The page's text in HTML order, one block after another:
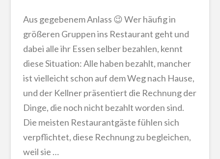
Aus gegebenem Anlass 😉 Wer häufig in
größeren Gruppen ins Restaurant geht und
dabei alle ihr Essen selber bezahlen, kennt
diese Situation: Alle haben bezahlt, mancher
ist vielleicht schon auf dem Weg nach Hause,
und der Kellner präsentiert die Rechnung der
Dinge, die noch nicht bezahlt worden sind.
Die meisten Restaurantgäste fühlen sich
verpflichtet, diese Rechnung zu begleichen,
weil sie …